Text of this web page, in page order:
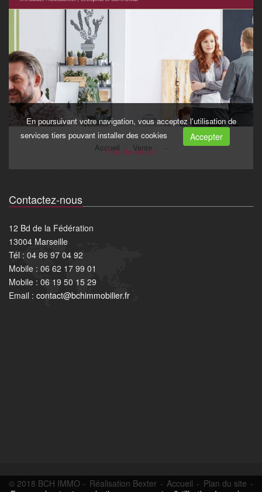
Contactez-nous
12 Bd de la Fédération
13004 Marseille
Tél : 04 86 97 04 92
Mobile : 06 62 17 99 01
Mobile : 06 19 50 15 29
Email : contact@bchimmobilier.fr
© 2018 BCH IMMO - Réalisation Bexter - Accueil - Plan du site -